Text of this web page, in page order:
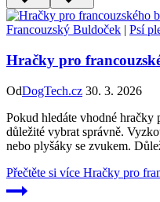
Francouzský Buldoček | Psí
Hračky pro
OdDogTech.cz 30. 3. 2026
Pokud hledáte vhodné hračky
důležité vybrat správně.
nebo plyšáky se zvukem.
Přečtěte si více Hračky pro